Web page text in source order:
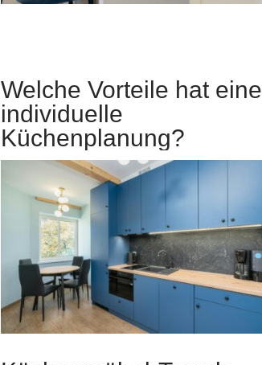
Welche Vorteile hat eine
individuelle
Küchenplanung?